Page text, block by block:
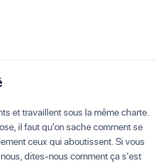
et travaillent sous la même charte.
il faut qu'on sache comment se
ceux qui aboutissent. Si vous
dites-nous comment ça s'est